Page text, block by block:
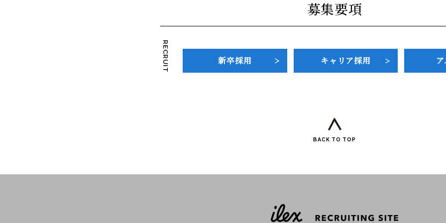
募集要項
RECRUIT 新卒採用 キャリア採用
BACK TO TOP